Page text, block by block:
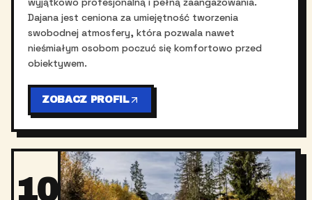
Dajana jest ceniona za umiejętność tworzenia
swobodnej atmosfery, która pozwala nawet
nieśmiałym osobom poczuć się komfortowo przed
obiektywem.
ZOBACZ PROFIL
10